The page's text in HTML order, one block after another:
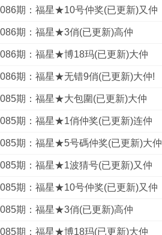
086期：福星★10号仲奖(已更新)又仲
086期：福星★3俏(已更新)高仲
086期：福星★博18玛(已更新)大仲
086期：福星★无错9俏(已更新)大仲!
085期：福星★大包圍(已更新)大仲
085期：福星★1俏仲奖(已更新)连仲
085期：福星★5号碼仲奖(已更新)大仲
085期：福星★1波猜号(已更新)又仲
085期：福星★10号仲奖(已更新)又仲
085期：福星★3俏(已更新)高仲
085期：福星★博18玛(已更新)大仲